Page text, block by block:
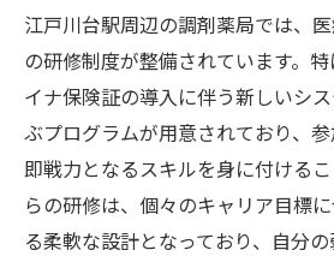
江戸川台駅周辺の調剤薬局では、
の研修制度が整備されています。
イナ保険証の導入に伴う新しいシ
ぶプログラムが用意されており、
即戦力となるスキルを身に付ける
らの研修は、個々のキャリア目標
る柔軟な設計となっており、自分